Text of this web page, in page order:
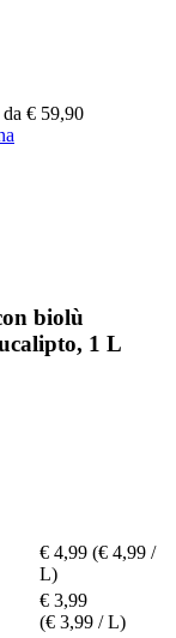
€ 59,90
biolù
1 L
€ 4,99 (€ 4,99 /
L)
€ 3,99
(€ 3,99 / L)